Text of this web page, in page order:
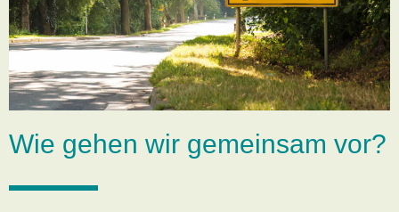
Wie gehen wir gemeinsam vor?